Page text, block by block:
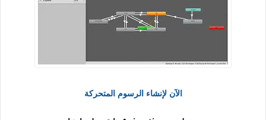
الآن لإنشاء الرسوم المتحركة